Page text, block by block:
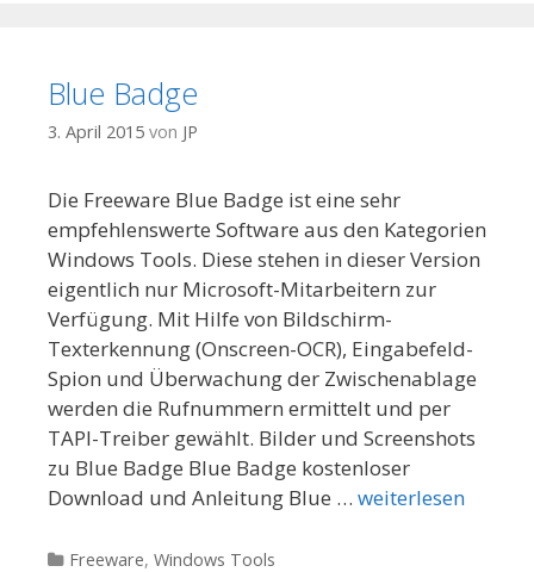
Blue Badge
3. April 2015 von JP
Die Freeware Blue Badge ist eine sehr
empfehlenswerte Software aus den Kategorien
Windows Tools. Diese stehen in dieser Version
eigentlich nur Microsoft-Mitarbeitern zur
Verfügung. Mit Hilfe von Bildschirm-
Texterkennung (Onscreen-OCR), Eingabefeld-
Spion und Überwachung der Zwischenablage
werden die Rufnummern ermittelt und per
TAPI-Treiber gewählt. Bilder und Screenshots
zu Blue Badge Blue Badge kostenloser
Download und Anleitung Blue … weiterlesen
Kategorien
Freeware, Windows Tools